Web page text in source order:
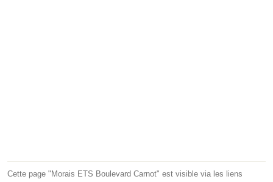
Cette page "Morais ETS Boulevard Carnot" est visible via les liens